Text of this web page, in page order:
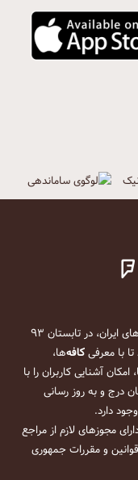
کافه‌یاب به عنوان مرجع معرفی و اطلاع‌رسانی کافه‌های ایران، در تابستان ۹۳
با معرفیکافه‌ها،
امکان آشنایی کاربران را با
درج و به روز رسانی
دارد.
مجوزهای لازم از مراجع
و مقررات جمهوری